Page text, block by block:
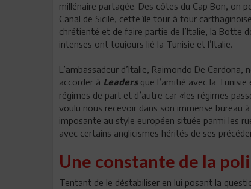
millénaire partagée. Des côtes du Cap Bon, on
Canal de Sicile, cette île tour à tour
chrétienté et de faire partie de l’Italie, la Botte
intenses ont toujours lié la Tunisie et l’Italie.
L’ambassadeur d’Italie, Raimondo De
accorder à Leaders que l’amitié avec la
régimes de part et d’autre car «les régimes
voulu nous recevoir dans son immense bureau
imposante au style européen située parmi les
avec certains anglicismes hérités de ses
Une constante de la
Tentant de le déstabiliser en lui posant la